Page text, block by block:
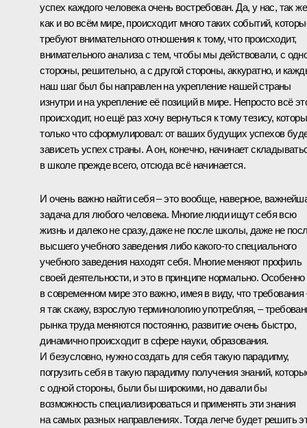
успех каждого человека очень востребован. Да, у нас, так же
как и во всём мире, происходит много таких событий,
требуют внимательного отношения к тому, что происходит,
внимательного анализа с тем, чтобы мы действовали, с
стороны, решительно, а с другой стороны, аккуратно, и
наш шаг был бы направлен на укрепление нашей страны
изнутри и на укрепление её позиций в мире. Непросто всё
происходит, но ещё раз хочу вернуться к тому тезису,
только что сформулировал: от ваших будущих успехов
зависеть успех страны. А он, конечно, начинает
в школе прежде всего, отсюда всё начинается.
И очень важно найти себя – это вообще, наверное,
задача для любого человека. Многие люди ищут себя всю
жизнь и далеко не сразу, даже не после школы, даже не
высшего учебного заведения либо какого-то специального
учебного заведения находят себя. Многие меняют профиль
своей деятельности, и это в принципе нормально. Особенно
в современном мире это важно, имея в виду, что требования
я так скажу, взрослую терминологию употребляя, –
рынка труда меняются постоянно, развитие очень быстро,
динамично происходит в сфере науки, образования.
И безусловно, нужно создать для себя такую парадигму,
погрузить себя в такую парадигму получения знаний,
с одной стороны, были бы широкими, но давали бы
возможность специализироваться и применять эти знания
на самых разных направлениях. Тогда легче будет решить